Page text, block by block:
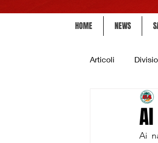
HOME NEWS
Articoli
Under 15
CSI Juniores
Ai